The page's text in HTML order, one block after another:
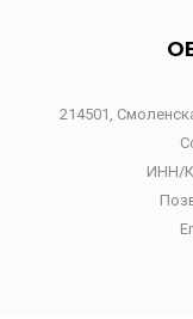
214501,
ИНН/